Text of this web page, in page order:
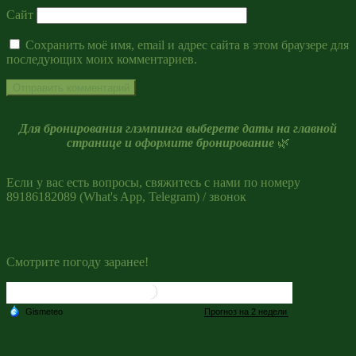
Сайт
Сохранить моё имя, email и адрес сайта в этом браузере для
последующих моих комментариев.
Для бронирования глэмпинга выберете даты на главной
странице и оформите бронирование🌿
Если у вас есть вопросы, свяжитесь с нами по номеру
89186182089 (What's App, Telegram) / звонок
Смотрите погоду заранее!